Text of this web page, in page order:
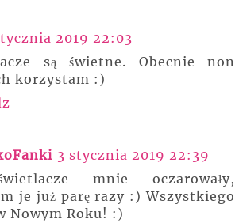
2019 22:03
są świetne. Obecnie non
korzystam :)
3 stycznia 2019 22:39
mnie oczarowały,
je już parę razy :) Wszystkiego
Nowym Roku! :)